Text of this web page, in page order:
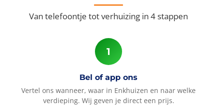
Van telefoontje tot verhuizing in 4 stappen
Bel of app ons
Vertel ons wanneer, waar in Enkhuizen en naar welke
verdieping. Wij geven je direct een prijs.